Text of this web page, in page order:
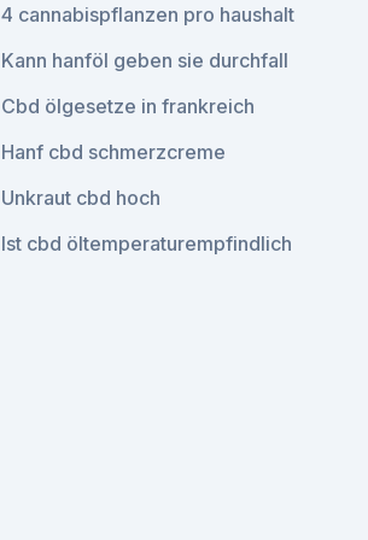
4 cannabispflanzen pro haushalt
Kann hanföl geben sie durchfall
Cbd ölgesetze in frankreich
Hanf cbd schmerzcreme
Unkraut cbd hoch
Ist cbd öltemperaturempfindlich